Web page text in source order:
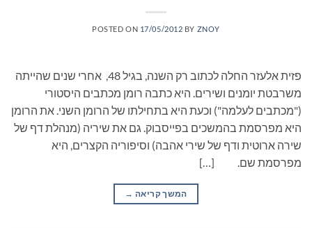
POSTED ON 17/05/2012 BY ZNOY
פזית אלעזר החלה לכתוב רק השנה, בגיל 48, אחרי שנים שהייתה
משרבטת יומנים ושירים. היא כתבה רומן מכתבים היסטורי
("מכתבים לעלמה") וכעת היא בתחילתו של הרומן השני. את הרומן
היא מפרסמת בהמשכים בפייסבוק. גם את שיריה (מנהלת דף של
שירה ארוטית ודף של שירי אהבה) וסיפוריה הקצרים, היא
מפרסמת שם. […]
המשך קריאה →